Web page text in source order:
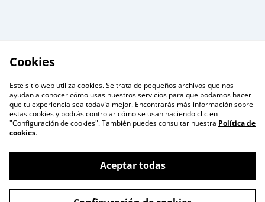
Contacto
Política de Privacidad Cookie Policy
Cookies
Este sitio web utiliza cookies. Se trata de pequeños archivos que nos
ayudan a conocer cómo usas nuestros servicios para que podamos hacer
que tu experiencia sea todavía mejor. Encontrarás más información sobre
estas cookies y podrás controlar cómo se usan haciendo clic en
"Configuración de cookies". También puedes consultar nuestra Política de
cookies.
Aceptar todas